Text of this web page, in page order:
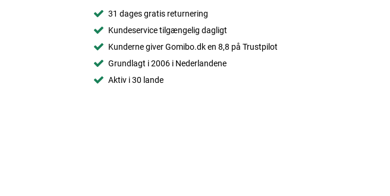
31 dages gratis returnering
Kundeservice tilgængelig dagligt
Kunderne giver Gomibo.dk en 8,8 på Trustpilot
Grundlagt i 2006 i Nederlandene
Aktiv i 30 lande